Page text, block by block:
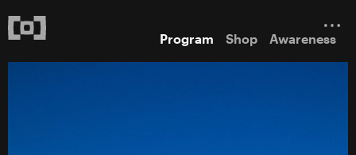
Program Shop Awareness